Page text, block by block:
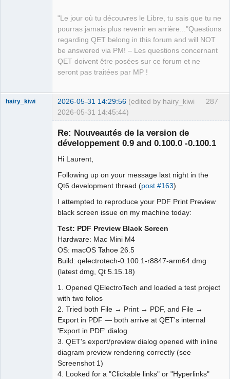
"Le jour où tu découvres le Libre, tu sais que tu ne
pourras jamais plus revenir en arrière..."Questions
regarding QET belong in this forum and will NOT
be answered via PM! – Les questions concernant
QET doivent être posées sur ce forum et ne
seront pas traitées par MP !
287
hairy_kiwi 2026-05-31 14:29:56 (edited by hairy_kiwi
2026-05-31 14:45:44)
Re: Nouveautés de la version de
développement 0.9 and 0.100.0 -0.100.1
Hi Laurent,
Following up on your message last night in the
Qt6 development thread (post #163)
I attempted to reproduce your PDF Print Preview
black screen issue on my machine today:
Test: PDF Preview Black Screen
Hardware: Mac Mini M4
OS: macOS Tahoe 26.5
Build: qelectrotech-0.100.1-r8847-arm64.dmg
(latest dmg, Qt 5.15.18)
1. Opened QElectroTech and loaded a test project
with two folios
2. Tried both File → Print → PDF, and File →
Export in PDF — both arrive at QET's internal
'Export in PDF' dialog
3. QET's export/preview dialog opened with inline
diagram preview rendering correctly (see
Screenshot 1)
4. Looked for a "Clickable links" or "Hyperlinks"